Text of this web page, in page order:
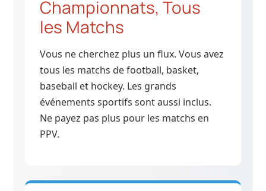
Championnats, Tous
les Matchs
Vous ne cherchez plus un flux. Vous avez
tous les matchs de football, basket,
baseball et hockey. Les grands
événements sportifs sont aussi inclus.
Ne payez pas plus pour les matchs en
PPV.